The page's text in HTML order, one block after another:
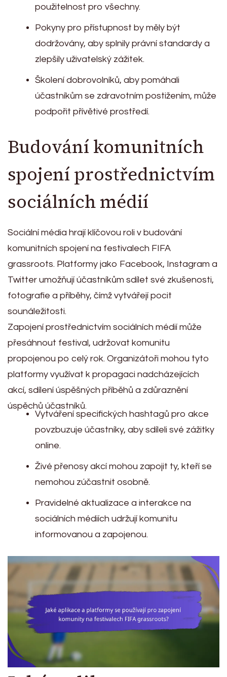
použitelnost pro všechny.
Pokyny pro přístupnost by měly být
dodržovány, aby splnily právní standardy a
zlepšily uživatelský zážitek.
Školení dobrovolníků, aby pomáhali
účastníkům se zdravotním postižením, může
podpořit přívětivé prostředí.
Budování komunitních
spojení prostřednictvím
sociálních médií
Sociální média hrají klíčovou roli v budování
komunitních spojení na festivalech FIFA
grassroots. Platformy jako Facebook, Instagram a
Twitter umožňují účastníkům sdílet své zkušenosti,
fotografie a příběhy, čímž vytvářejí pocit
sounáležitosti.
Zapojení prostřednictvím sociálních médií může
přesáhnout festival, udržovat komunitu
propojenou po celý rok. Organizátoři mohou tyto
platformy využívat k propagaci nadcházejících
akcí, sdílení úspěšných příběhů a zdůraznění
úspěchů účastníků.
Vytváření specifických hashtagů pro akce
povzbuzuje účastníky, aby sdíleli své zážitky
online.
Živé přenosy akcí mohou zapojit ty, kteří se
nemohou zúčastnit osobně.
Pravidelné aktualizace a interakce na
sociálních médiích udržují komunitu
informovanou a zapojenou.